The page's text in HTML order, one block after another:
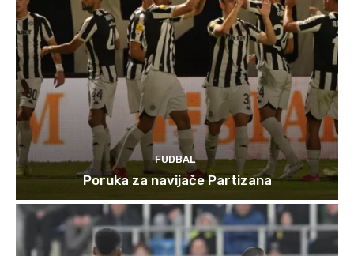
FUDBAL
Poruka za navijače Partizana